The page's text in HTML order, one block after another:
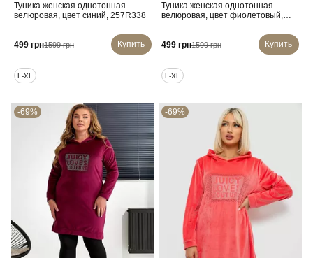
Туника женская однотонная
велюровая, цвет синий, 257R338
499 грн1599 грн Купить
L-XL
Туника женская однотонная
велюровая, цвет фиолетовый,
499 грн1599 грн Купить
L-XL
-69% -69%